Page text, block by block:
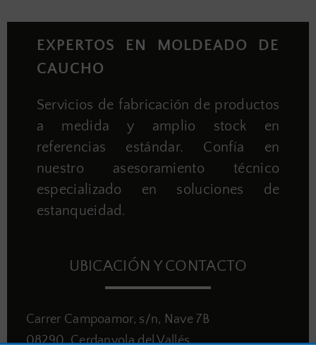
EXPERTOS EN MOLDEADO DE
CAUCHO
Servicios de fabricación de productos
a medida y amplio stock en
referencias estándar. Confía en
nuestro asesoramiento técnico
especializado en soluciones de
estanqueidad.
UBICACIÓN Y CONTACTO
Carrer Campoamor, s/n, Nave 7B
08290, Cerdanyola del Vallés